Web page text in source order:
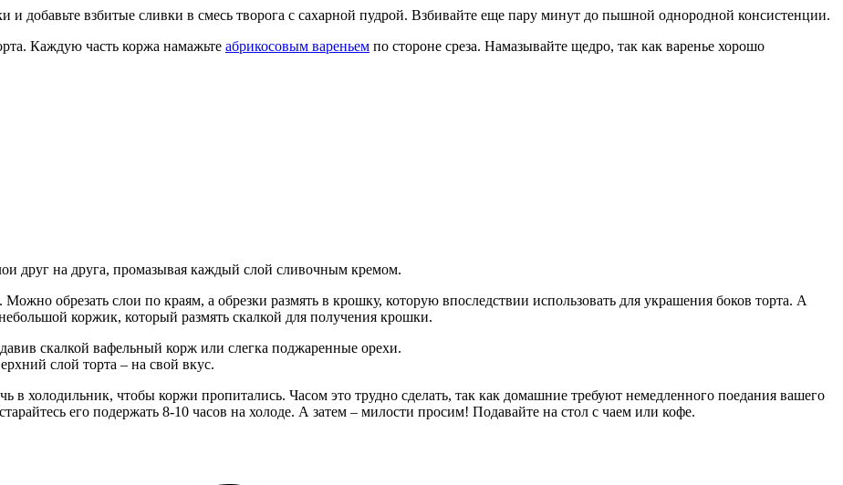
и добавьте взбитые сливки в смесь творога с сахарной пудрой. Взбивайте еще пару минут до пышной однородной консистенции.
Каждую часть коржа намажьте абрикосовым вареньем по стороне среза. Намазывайте щедро, так как варенье хорошо
друг на друга, промазывая каждый слой сливочным кремом.
Можно обрезать слои по краям, а обрезки размять в крошку, которую впоследствии использовать для украшения боков торта. А
коржик, который размять скалкой для получения крошки.
скалкой вафельный корж или слегка поджаренные орехи.
слой торта – на свой вкус.
в холодильник, чтобы коржи пропитались. Часом это трудно сделать, так как домашние требуют немедленного поедания вашего
его подержать 8-10 часов на холоде. А затем – милости просим! Подавайте на стол с чаем или кофе.